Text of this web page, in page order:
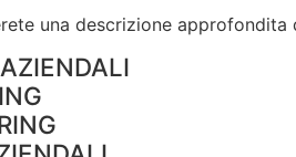
una descrizione approfondita